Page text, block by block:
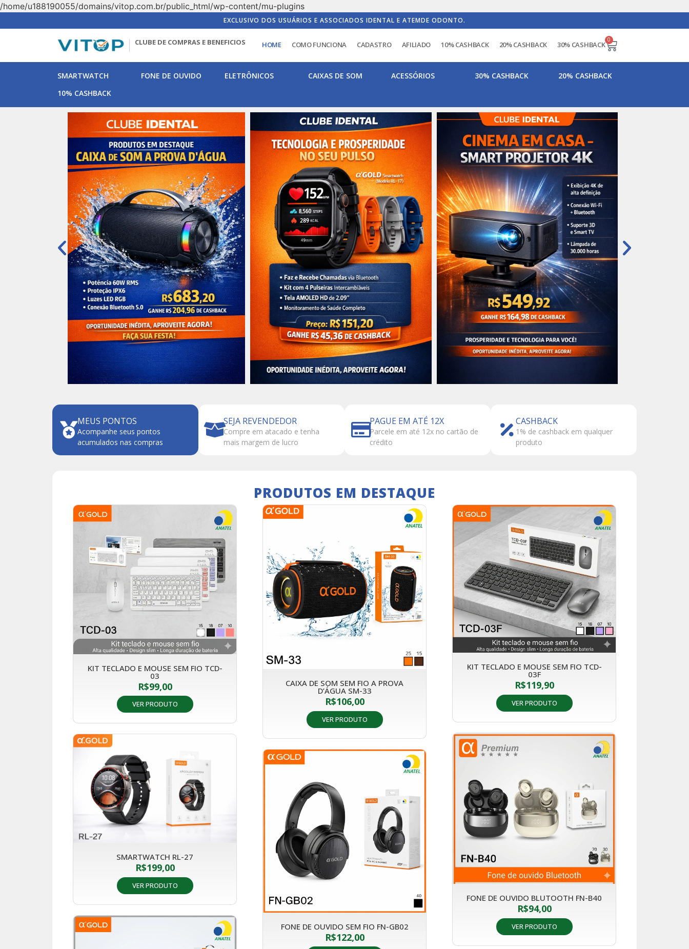
/home/u188190055/domains/vitop.com.br/public_html/wp-content/mu-plugins
EXCLUSIVO DOS USUÁRIOS E ASSOCIADOS IDENTAL E ATEMDE ODONTO.
CLUBE DE COMPRAS E BENEFICIOS HOME COMO FUNCIONA CADASTRO AFILIADO 10% CASHBACK 20% CASHBACK 30% CASHBACK
0
SMARTWATCH FONE DE OUVIDO ELETRÔNICOS CAIXAS DE SOM ACESSÓRIOS 30% CASHBACK
20% CASHBACK
10% CASHBACK
MEUS PONTOS
Acompanhe seus pontos
acumulados nas compras
SEJA REVENDEDOR
Compre em atacado e tenha
mais margem de lucro
PAGUE EM ATÉ 12X
Parcele em até 12x no cartão de
crédito
CASHBACK
1% de cashback em qualquer
produto
PRODUTOS EM DESTAQUE
KIT TECLADO E MOUSE SEM FIO TCD-
03
R$99,00
VER PRODUTO
CAIXA DE SOM SEM FIO A PROVA
D’ÁGUA SM-33
R$106,00
VER PRODUTO
KIT TECLADO E MOUSE SEM FIO TCD-
03F
R$119,90
VER PRODUTO
SMARTWATCH RL-27
R$199,00
VER PRODUTO
FONE DE OUVIDO SEM FIO FN-GB02
R$122,00
FONE DE OUVIDO BLUTOOTH FN-B40
R$94,00
VER PRODUTO